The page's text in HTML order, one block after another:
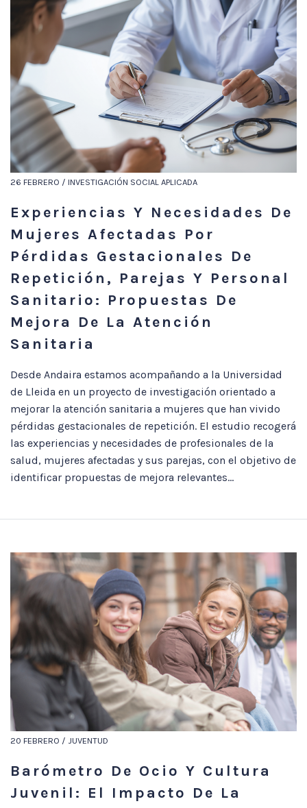
26 FEBRERO / INVESTIGACIÓN SOCIAL APLICADA
Experiencias Y Necesidades De
Mujeres Afectadas Por
Pérdidas Gestacionales De
Repetición, Parejas Y Personal
Sanitario: Propuestas De
Mejora De La Atención
Sanitaria
Desde Andaira estamos acompañando a la Universidad
de Lleida en un proyecto de investigación orientado a
mejorar la atención sanitaria a mujeres que han vivido
pérdidas gestacionales de repetición. El estudio recogerá
las experiencias y necesidades de profesionales de la
salud, mujeres afectadas y sus parejas, con el objetivo de
identificar propuestas de mejora relevantes...
20 FEBRERO / JUVENTUD
Barómetro De Ocio Y Cultura
Juvenil: El Impacto De La